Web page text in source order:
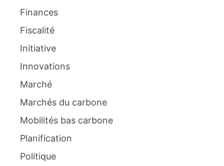
Finances
Fiscalité
Initiative
Innovations
Marché
Marchés du carbone
Mobilités bas carbone
Planification
Politique